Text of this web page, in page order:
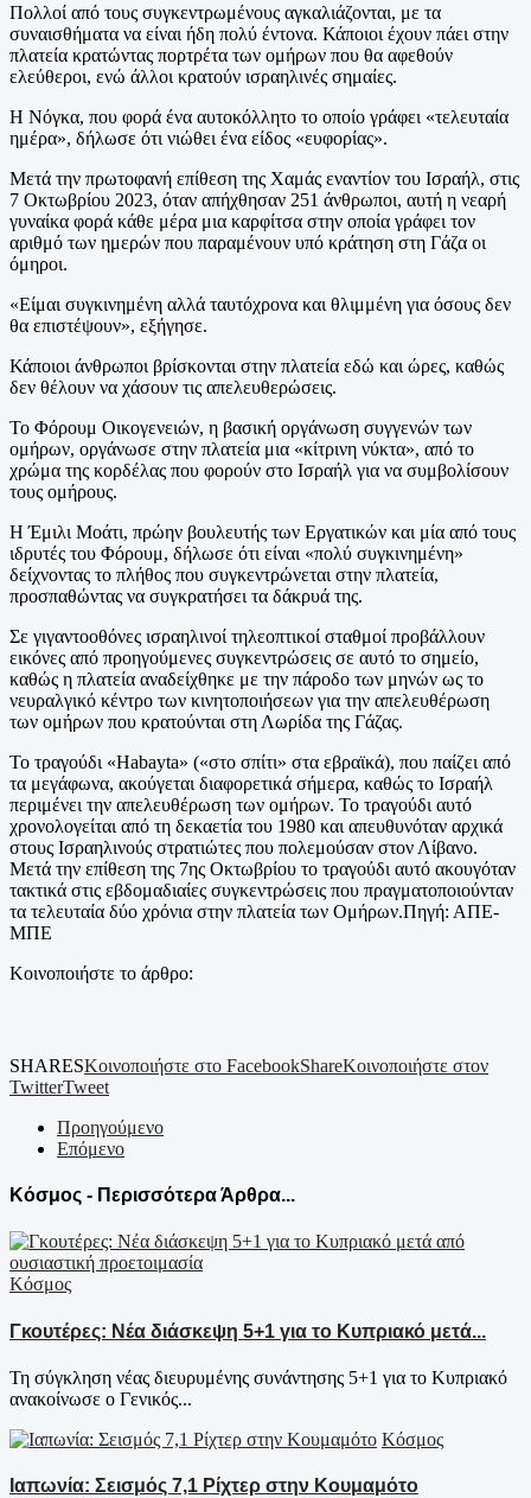
Πολλοί από τους συγκεντρωμένους αγκαλιάζονται, με τα
συναισθήματα να είναι ήδη πολύ έντονα. Κάποιοι έχουν πάει στην
πλατεία κρατώντας πορτρέτα των ομήρων που θα αφεθούν
ελεύθεροι, ενώ άλλοι κρατούν ισραηλινές σημαίες.
Η Νόγκα, που φορά ένα αυτοκόλλητο το οποίο γράφει «τελευταία
ημέρα», δήλωσε ότι νιώθει ένα είδος «ευφορίας».
Μετά την πρωτοφανή επίθεση της Χαμάς εναντίον του Ισραήλ, στις
7 Οκτωβρίου 2023, όταν απήχθησαν 251 άνθρωποι, αυτή η νεαρή
γυναίκα φορά κάθε μέρα μια καρφίτσα στην οποία γράφει τον
αριθμό των ημερών που παραμένουν υπό κράτηση στη Γάζα οι
όμηροι.
«Είμαι συγκινημένη αλλά ταυτόχρονα και θλιμμένη για όσους δεν
θα επιστέψουν», εξήγησε.
Κάποιοι άνθρωποι βρίσκονται στην πλατεία εδώ και ώρες, καθώς
δεν θέλουν να χάσουν τις απελευθερώσεις.
Το Φόρουμ Οικογενειών, η βασική οργάνωση συγγενών των
ομήρων, οργάνωσε στην πλατεία μια «κίτρινη νύκτα», από το
χρώμα της κορδέλας που φορούν στο Ισραήλ για να συμβολίσουν
τους ομήρους.
Η Έμιλι Μοάτι, πρώην βουλευτής των Εργατικών και μία από τους
ιδρυτές του Φόρουμ, δήλωσε ότι είναι «πολύ συγκινημένη»
δείχνοντας το πλήθος που συγκεντρώνεται στην πλατεία,
προσπαθώντας να συγκρατήσει τα δάκρυά της.
Σε γιγαντοοθόνες ισραηλινοί τηλεοπτικοί σταθμοί προβάλλουν
εικόνες από προηγούμενες συγκεντρώσεις σε αυτό το σημείο,
καθώς η πλατεία αναδείχθηκε με την πάροδο των μηνών ως το
νευραλγικό κέντρο των κινητοποιήσεων για την απελευθέρωση
των ομήρων που κρατούνται στη Λωρίδα της Γάζας.
Το τραγούδι «Habayta» («στο σπίτι» στα εβραϊκά), που παίζει από
τα μεγάφωνα, ακούγεται διαφορετικά σήμερα, καθώς το Ισραήλ
περιμένει την απελευθέρωση των ομήρων. Το τραγούδι αυτό
χρονολογείται από τη δεκαετία του 1980 και απευθυνόταν αρχικά
στους Ισραηλινούς στρατιώτες που πολεμούσαν στον Λίβανο.
Μετά την επίθεση της 7ης Οκτωβρίου το τραγούδι αυτό ακουγόταν
τακτικά στις εβδομαδιαίες συγκεντρώσεις που πραγματοποιούνταν
τα τελευταία δύο χρόνια στην πλατεία των Ομήρων.Πηγή: ΑΠΕ-
ΜΠΕ
Κοινοποιήστε το άρθρο:
SHARESΚοινοποιήστε στο FacebookShareΚοινοποιήστε στον
TwitterTweet
Προηγούμενο
Επόμενο
Κόσμος - Περισσότερα Άρθρα...
Κόσμος
Γκουτέρες: Νέα διάσκεψη 5+1 για το Κυπριακό μετά...
Τη σύγκληση νέας διευρυμένης συνάντησης 5+1 για το Κυπριακό
ανακοίνωσε ο Γενικός...
Κόσμος
Ιαπωνία: Σεισμός 7,1 Ρίχτερ στην Κουμαμότο